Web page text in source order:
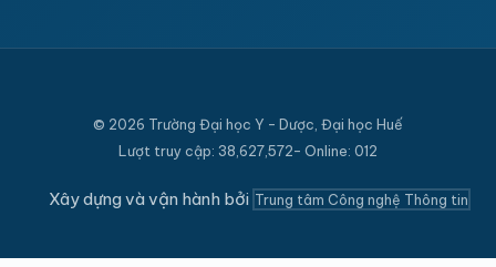
© 2026 Trường Đại học Y - Dược, Đại học Huế
Lượt truy cập: 38,627,572- Online: 012
Xây dựng và vận hành bởi Trung tâm Công nghệ Thông tin